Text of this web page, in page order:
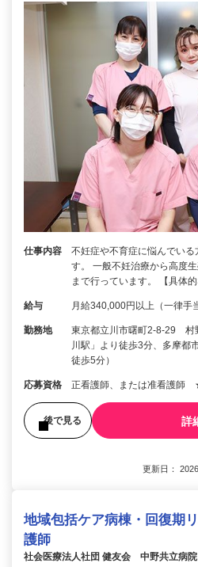
仕事内容
不妊症や不育症に悩んでい
す。 一般不妊治療から高度
まで行っています。 【具体
給与 月給340,000円以上（一律手
勤務地
東京都立川市曙町2-8-29 村
川駅」より徒歩3分、多摩都
徒歩5分）
応募資格 正看護師、または准看護師
後で見る 詳
更新日：
地域包括ケア病棟・回復期
護師
社会医療法人社団 健友会 中野共立病院